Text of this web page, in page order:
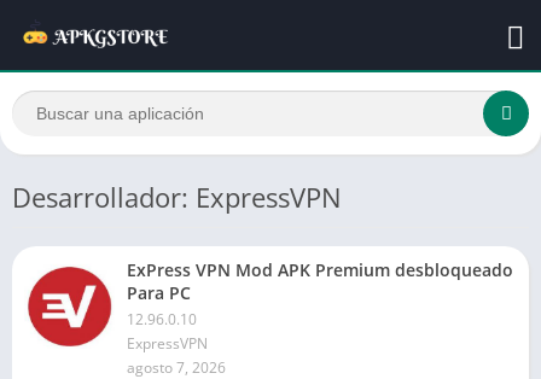
Desarrollador: ExpressVPN
ExPress VPN Mod APK Premium desbloqueado
Para PC
12.96.0.10
ExpressVPN
agosto 7, 2026